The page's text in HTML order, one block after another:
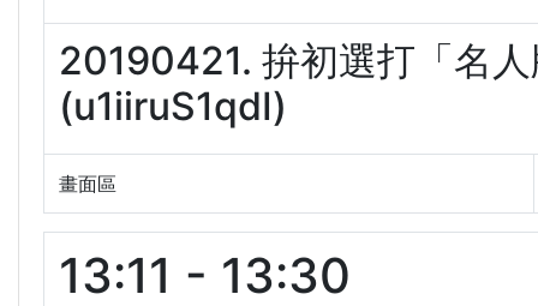
20190421. 拚初選打「名
(u1iiruS1qdI)
畫面區
13:11 - 13:30